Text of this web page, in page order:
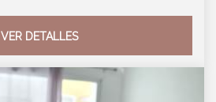
VER DETALLES